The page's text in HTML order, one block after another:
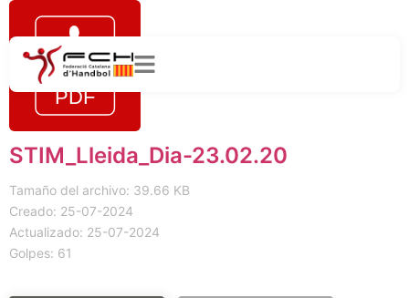
STIM_Lleida_Dia-23.02.20
Tamaño del archivo: 39.66 KB
Creado: 25-07-2024
Actualizado: 25-07-2024
Golpes: 61